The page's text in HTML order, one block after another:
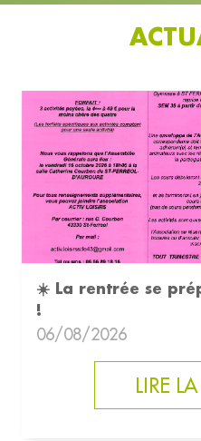
☀️ La rentrée se
!
06/08/2026
LIRE